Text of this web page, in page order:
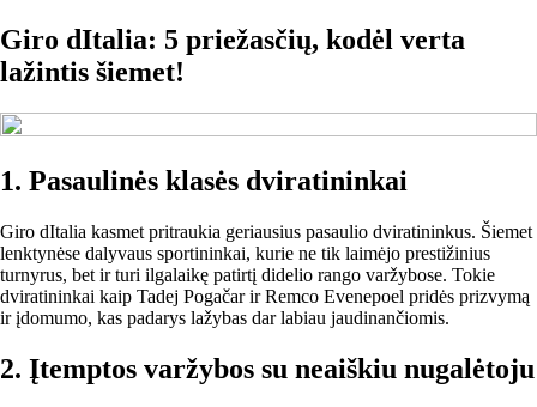
Giro dItalia: 5 priežasčių, kodėl verta
lažintis šiemet!
1. Pasaulinės klasės dviratininkai
Giro dItalia kasmet pritraukia geriausius pasaulio dviratininkus. Šiemet
lenktynėse dalyvaus sportininkai, kurie ne tik laimėjo prestižinius
turnyrus, bet ir turi ilgalaikę patirtį didelio rango varžybose. Tokie
dviratininkai kaip Tadej Pogačar ir Remco Evenepoel pridės prizvymą
ir įdomumo, kas padarys lažybas dar labiau jaudinančiomis.
2. Įtemptos varžybos su neaiškiu nugalėtoju